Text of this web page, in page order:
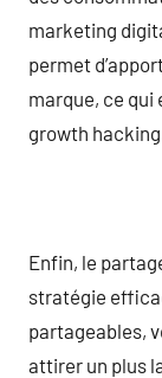
marketing
permet
marque, ce qui
growth
Enfin, le
stratégie
partageables,
attirer un plus